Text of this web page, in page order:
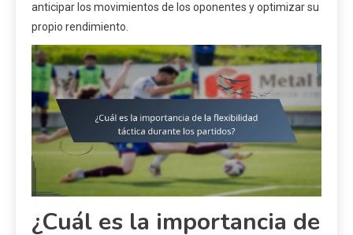
anticipar los movimientos de los oponentes y optimizar su
propio rendimiento.
¿Cuál es la importancia de